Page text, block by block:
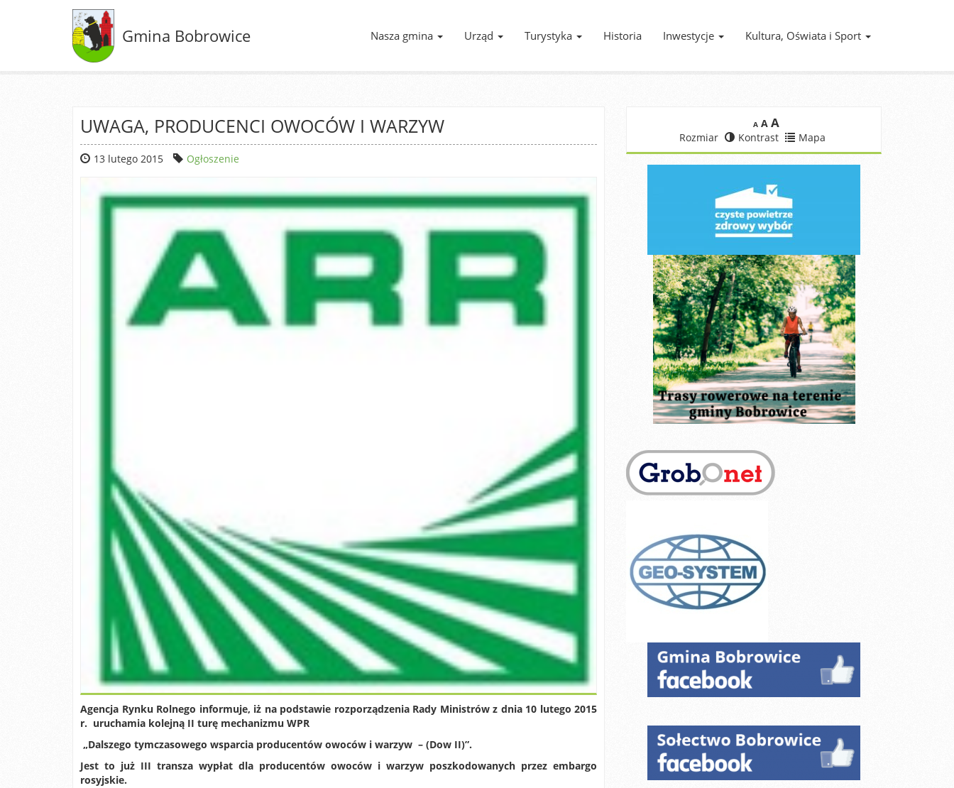
Gmina Bobrowice Nasza gmina Urząd Turystyka Historia Inwestycje Kultura, Oświata i Sport
UWAGA, PRODUCENCI OWOCÓW I WARZYW
13 lutego 2015 Ogłoszenie
Agencja Rynku Rolnego informuje, iż na podstawie rozporządzenia Rady Ministrów z dnia 10 lutego 2015
r. uruchamia kolejną II turę mechanizmu WPR
„Dalszego tymczasowego wsparcia producentów owoców i warzyw – (Dow II)”.
Jest to już III transza wypłat dla producentów owoców i warzyw poszkodowanych przez embargo
rosyjskie.
A A A
Rozmiar Kontrast Mapa